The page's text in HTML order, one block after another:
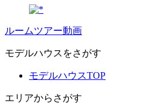
ルームツアー動画
モデルハウスをさがす
モデルハウスTOP
エリアからさがす